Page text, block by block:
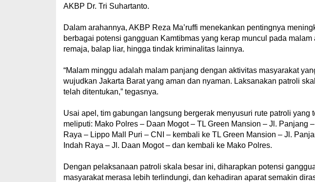
AKBP Dr. Tri Suhartanto.
Dalam arahannya, AKBP Reza Ma’ruffi menekankan pentingnya
berbagai potensi gangguan Kamtibmas yang kerap muncul pada
remaja, balap liar, hingga tindak kriminalitas lainnya.
“Malam minggu adalah malam panjang dengan aktivitas masyarakat
wujudkan Jakarta Barat yang aman dan nyaman. Laksanakan patroli
telah ditentukan,” tegasnya.
Usai apel, tim gabungan langsung bergerak menyusuri rute patroli yang
meliputi: Mako Polres – Daan Mogot – TL Green Mansion – Jl. Panjang
Raya – Lippo Mall Puri – CNI – kembali ke TL Green Mansion – Jl.
Indah Raya – Jl. Daan Mogot – dan kembali ke Mako Polres.
Dengan pelaksanaan patroli skala besar ini, diharapkan potensi
masyarakat merasa lebih terlindungi, dan kehadiran aparat semakin